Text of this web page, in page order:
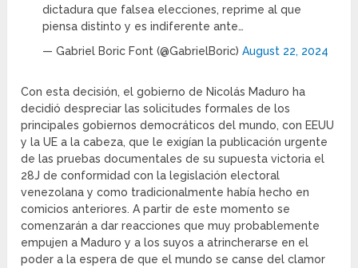
dictadura que falsea elecciones, reprime al que
piensa distinto y es indiferente ante…
— Gabriel Boric Font (@GabrielBoric)August 22, 2024
Con esta decisión, el gobierno de Nicolás Maduro ha
decidió despreciar las solicitudes formales de los
principales gobiernos democráticos del mundo, con EEUU
y la UE a la cabeza, que le exigían la publicación urgente
de las pruebas documentales de su supuesta victoria el
28J de conformidad con la legislación electoral
venezolana y como tradicionalmente había hecho en
comicios anteriores. A partir de este momento se
comenzarán a dar reacciones que muy probablemente
empujen a Maduro y a los suyos a atrincherarse en el
poder a la espera de que el mundo se canse del clamor